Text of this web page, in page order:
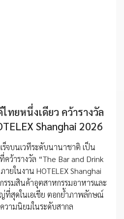
ทยหนึ่งเดียว คว้ารางวัล
Shanghai 2026
ร็จบนเวทีระดับนานาชาติ เป็น
ว้ารางวัล “The Bar and Drink
ยในงาน HOTELEX Shanghai
รมสินค้าอุตสาหกรรมอาหารและ
ญ่ที่สุดในเอเชีย ตอกย้ำภาพลักษณ์
วามนิยมในระดับสากล